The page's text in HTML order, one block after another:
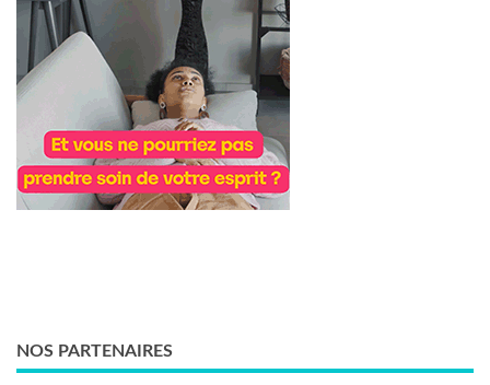
NOS PARTENAIRES